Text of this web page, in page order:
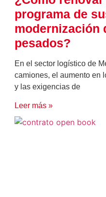
programa de
modernización
pesados?
En el sector logístico de
camiones, el aumento en
y las exigencias de
Leer más »